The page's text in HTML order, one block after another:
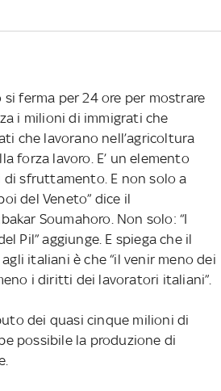
ferma per 24 ore per mostrare
i milioni di immigrati che
che lavorano nell’agricoltura
forza lavoro. E’ un elemento
sfruttamento. E non solo a
del Veneto” dice il
Soumahoro. Non solo: “I
Pil” aggiunge. E spiega che il
italiani è che “il venir meno dei
i diritti dei lavoratori italiani”.
dei quasi cinque milioni di
possibile la produzione di